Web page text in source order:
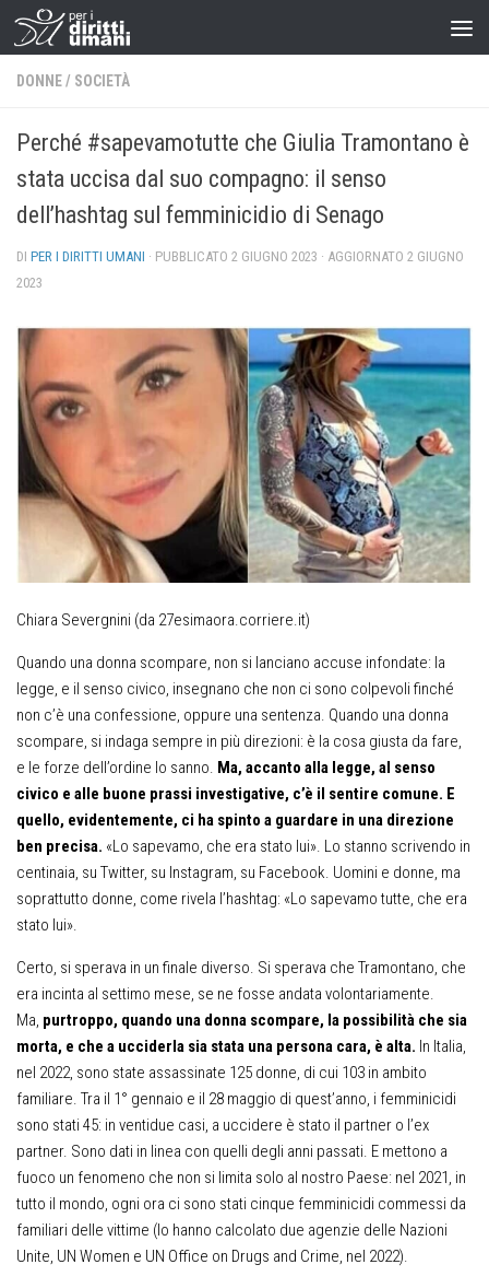
DONNE/ SOCIETÀ
Perché #sapevamotutte che Giulia Tramontano è
stata uccisa dal suo compagno: il senso
dell’hashtag sul femminicidio di Senago
DI PER I DIRITTI UMANI · PUBBLICATO 2 GIUGNO 2023 · AGGIORNATO 2 GIUGNO
2023
Chiara Severgnini (da 27esimaora.corriere.it)
Quando una donna scompare, non si lanciano accuse infondate: la
legge, e il senso civico, insegnano che non ci sono colpevoli finché
non c’è una confessione, oppure una sentenza. Quando una donna
scompare, si indaga sempre in più direzioni: è la cosa giusta da fare,
e le forze dell’ordine lo sanno. Ma, accanto alla legge, al senso
civico e alle buone prassi investigative, c’è il sentire comune. E
quello, evidentemente, ci ha spinto a guardare in una direzione
ben precisa. «Lo sapevamo, che era stato lui». Lo stanno scrivendo in
centinaia, su Twitter, su Instagram, su Facebook. Uomini e donne, ma
soprattutto donne, come rivela l’hashtag: «Lo sapevamo tutte, che era
stato lui».
Certo, si sperava in un finale diverso. Si sperava che Tramontano, che
era incinta al settimo mese, se ne fosse andata volontariamente.
Ma, purtroppo, quando una donna scompare, la possibilità che sia
morta, e che a ucciderla sia stata una persona cara, è alta. In Italia,
nel 2022, sono state assassinate 125 donne, di cui 103 in ambito
familiare. Tra il 1° gennaio e il 28 maggio di quest’anno, i femminicidi
sono stati 45: in ventidue casi, a uccidere è stato il partner o l’ex
partner. Sono dati in linea con quelli degli anni passati. E mettono a
fuoco un fenomeno che non si limita solo al nostro Paese: nel 2021, in
tutto il mondo, ogni ora ci sono stati cinque femminicidi commessi da
familiari delle vittime (lo hanno calcolato due agenzie delle Nazioni
Unite, UN Women e UN Office on Drugs and Crime, nel 2022).